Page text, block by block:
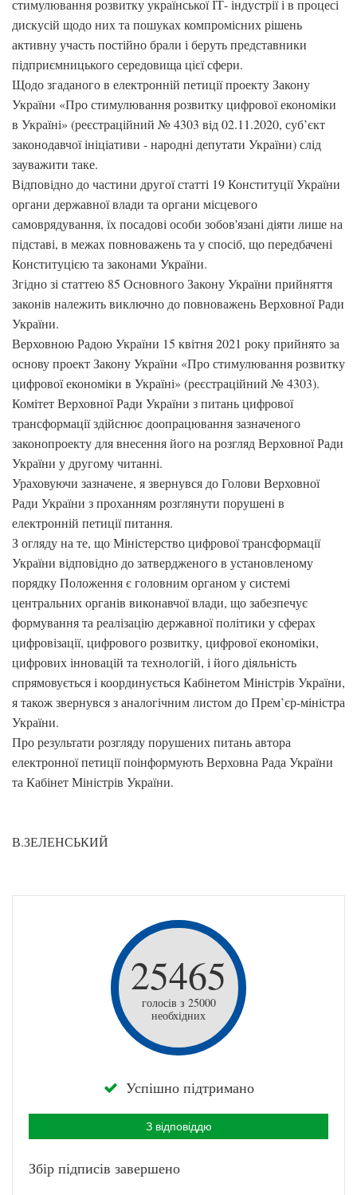
стимулювання розвитку української ІТ- індустрії і в процесі
дискусій щодо них та пошуках компромісних рішень
активну участь постійно брали і беруть представники
підприємницького середовища цієї сфери.
Щодо згаданого в електронній петиції проекту Закону
України «Про стимулювання розвитку цифрової економіки
в Україні» (реєстраційний № 4303 від 02.11.2020, суб’єкт
законодавчої ініціативи - народні депутати України) слід
зауважити таке.
Відповідно до частини другої статті 19 Конституції України
органи державної влади та органи місцевого
самоврядування, їх посадові особи зобов'язані діяти лише на
підставі, в межах повноважень та у спосіб, що передбачені
Конституцією та законами України.
Згідно зі статтею 85 Основного Закону України прийняття
законів належить виключно до повноважень Верховної Ради
України.
Верховною Радою України 15 квітня 2021 року прийнято за
основу проект Закону України «Про стимулювання розвитку
цифрової економіки в Україні» (реєстраційний № 4303).
Комітет Верховної Ради України з питань цифрової
трансформації здійснює доопрацювання зазначеного
законопроекту для внесення його на розгляд Верховної Ради
України у другому читанні.
Ураховуючи зазначене, я звернувся до Голови Верховної
Ради України з проханням розглянути порушені в
електронній петиції питання.
З огляду на те, що Міністерство цифрової трансформації
України відповідно до затвердженого в установленому
порядку Положення є головним органом у системі
центральних органів виконавчої влади, що забезпечує
формування та реалізацію державної політики у сферах
цифровізації, цифрового розвитку, цифрової економіки,
цифрових інновацій та технологій, і його діяльність
спрямовується і координується Кабінетом Міністрів України,
я також звернувся з аналогічним листом до Прем’єр-міністра
України.
Про результати розгляду порушених питань автора
електронної петиції поінформують Верховна Рада України
та Кабінет Міністрів України.
В.ЗЕЛЕНСЬКИЙ
25465
голосів з 25000
необхідних
Успішно підтримано
З відповіддю
Збір підписів завершено